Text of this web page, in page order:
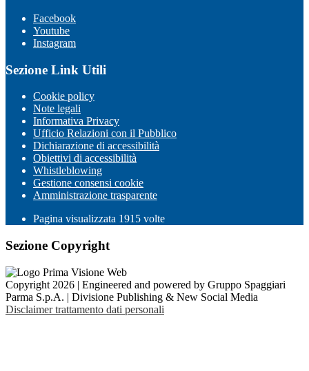
Facebook
Youtube
Instagram
Sezione Link Utili
Cookie policy
Note legali
Informativa Privacy
Ufficio Relazioni con il Pubblico
Dichiarazione di accessibilità
Obiettivi di accessibilità
Whistleblowing
Gestione consensi cookie
Amministrazione trasparente
Pagina visualizzata 1915 volte
Sezione Copyright
Copyright 2026 | Engineered and powered by Gruppo Spaggiari
Parma S.p.A. | Divisione Publishing & New Social Media
Disclaimer trattamento dati personali